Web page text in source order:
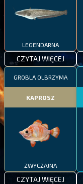
LEGENDARNA
CZYTAJ WIĘCEJ
GROBLA OLBRZYMA
KAPROSZ
ZWYCZAJNA
CZYTAJ WIĘCEJ